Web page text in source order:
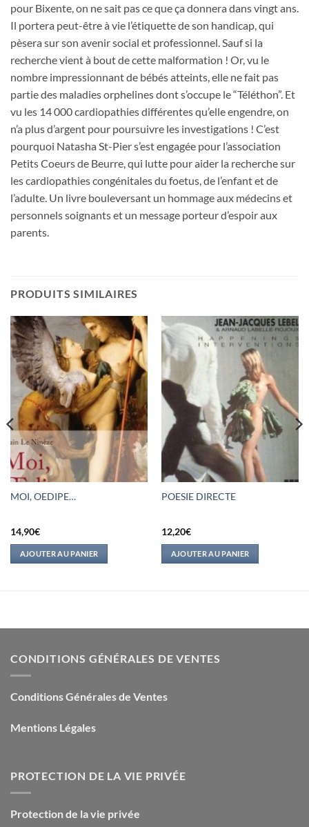
pour Bixente, on ne sait pas ce que ça donnera dans vingt ans.
Il portera peut-être à vie l’étiquette de son handicap, qui
pèsera sur son avenir social et professionnel. Sauf si la
recherche vient à bout de cette malformation ! Or, vu le
nombre impressionnant de bébés atteints, elle ne fait pas
partie des maladies orphelines dont s’occupe le “Téléthon”. Et
vu les 14 000 cardiopathies différentes qu’elle engendre, on
n’a plus d’argent pour poursuivre les investigations ! C’est
pourquoi Natasha St-Pier s’est engagée pour l’association
Petits Coeurs de Beurre, qui lutte pour aider la recherche sur
les cardiopathies congénitales du foetus, de l’enfant et de
l’adulte. Un livre bouleversant un hommage aux médecins et
personnels soignants et un message porteur d’espoir aux
parents.
PRODUITS SIMILAIRES
MOI, OEDIPE…
14,90€
AJOUTER AU PANIER
POESIE DIRECTE
12,20€
AJOUTER AU PANIER
CONDITIONS GÉNÉRALES DE VENTES
Conditions Générales de Ventes
Mentions Légales
PROTECTION DE LA VIE PRIVÉE
Protection de la vie privée